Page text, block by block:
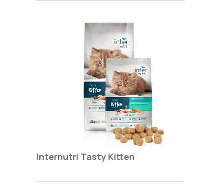
Internutri Tasty Kitten